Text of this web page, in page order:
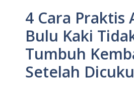
4 Cara Praktis
Bulu Kaki
Tumbuh
Setelah